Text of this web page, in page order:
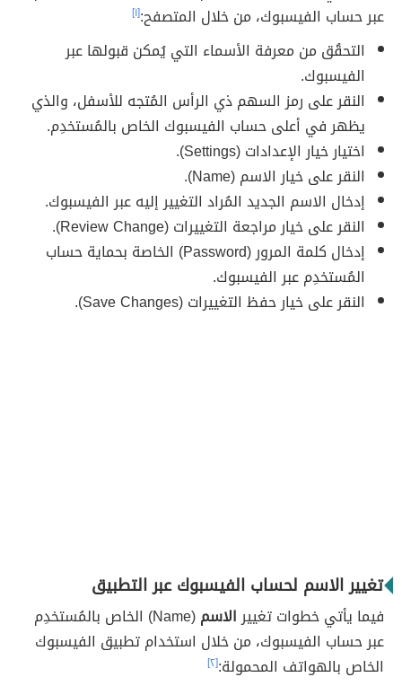
عبر حساب الفيسبوك، من خلال المتصفح:[١]
التحقُق من معرفة الأسماء التي يُمكن قبولها عبر
الفيسبوك.
النقر على رمز السهم ذي الرأس المُتجه للأسفل، والذي
يظهر في أعلى حساب الفيسبوك الخاص بالمُستخدِم.
اختيار خيار الإعدادات (Settings).
النقر على خيار الاسم (Name).
إدخال الاسم الجديد المُراد التغيير إليه عبر الفيسبوك.
النقر على خيار مراجعة التغييرات (Review Change).
إدخال كلمة المرور (Password) الخاصة بحماية حساب
المُستخدِم عبر الفيسبوك.
النقر على خيار حفظ التغييرات (Save Changes).
تغيير الاسم لحساب الفيسبوك عبر التطبيق
فيما يأتي خطوات تغييرالاسم
(Name) الخاص بالمُستخدِم
عبر حساب الفيسبوك، من خلال استخدام تطبيق الفيسبوك
الخاص بالهواتف المحمولة:[٢]